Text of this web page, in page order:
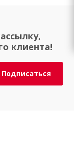
клиента!